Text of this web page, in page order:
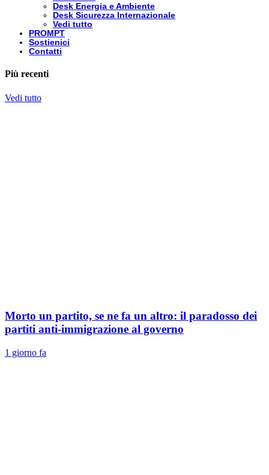
Desk Energia e Ambiente
Desk Sicurezza Internazionale
Vedi tutto
PROMPT
Sostienici
Contatti
Più recenti
Vedi tutto
Morto un partito, se ne fa un altro: il paradosso dei
partiti anti-immigrazione al governo
1 giorno fa